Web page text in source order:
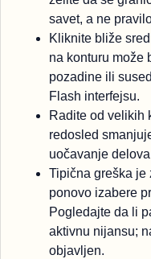
savet, a ne
Kliknite bliže
na konturu može
pozadine ili
Flash interfejsu.
Radite od velikih
redosled
uočavanje
Tipična greška je
ponovo izabere
Pogledajte da li
aktivnu nijansu;
objavljen.